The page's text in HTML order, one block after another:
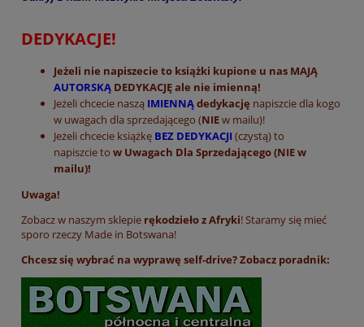
DEDYKACJE!
Jeżeli nie napiszecie to książki kupione u nas MAJĄ
AUTORSKĄ DEDYKACJĘale nie imienną!
Jeżeli chcecie naszą IMIENNĄdedykację napiszcie dla kogo
w uwagach dla sprzedającego (NIEw mailu)!
Jeżeli chcecie książkę BEZ DEDYKACJI (czystą) to
napiszcie to w Uwagach Dla Sprzedającego (NIEw
mailu)!
Uwaga!
Zobacz w naszym sklepie rękodzieło z Afryki! Staramy się mieć
sporo rzeczy Made in Botswana!
Chcesz się wybrać na wyprawę self-drive? Zobacz poradnik: